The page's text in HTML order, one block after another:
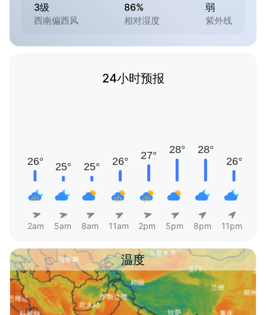
3级
西南偏西风
86%
相对湿度
弱
紫外线
24小时预报
2am 5am 8am 11am 2pm 5pm 8pm 11pm
温度